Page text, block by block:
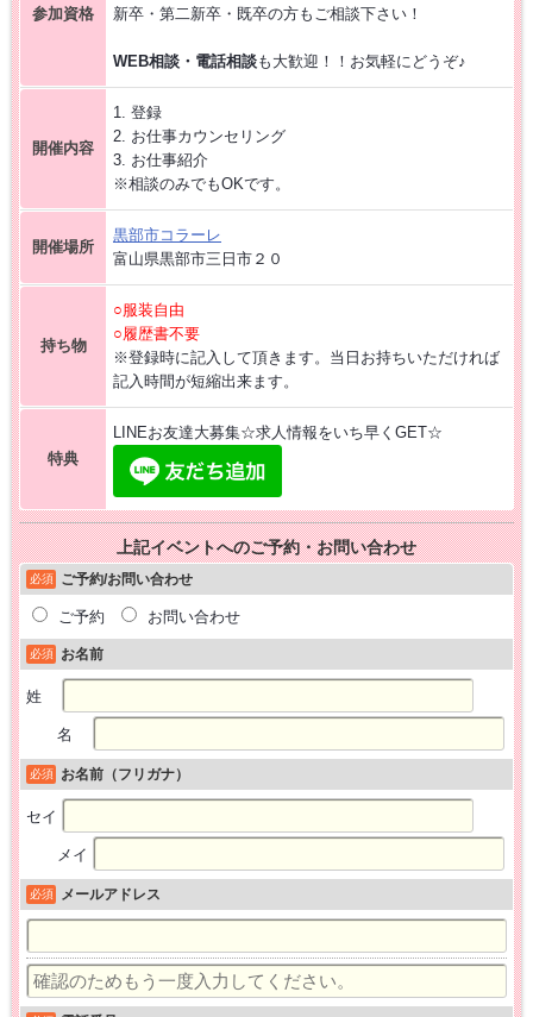
【お仕事相談会☆流通会館】2026/9/24(木) PM開催
参加資格
新卒・第二新卒・既卒の方もご相談下さい！
WEB相談・電話相談も大歓迎！！お気軽にどうぞ♪
開催内容
1. 登録
2. お仕事カウンセリング
3. お仕事紹介
※相談のみでもOKです。
開催場所
黒部市コラーレ
富山県黒部市三日市２０
持ち物
○服装自由
○履歴書不要
※登録時に記入して頂きます。当日お持ちいただければ
記入時間が短縮出来ます。
特典
LINEお友達大募集☆求人情報をいち早くGET☆
上記イベントへのご予約・お問い合わせ
必須 ご予約/お問い合わせ
ご予約 お問い合わせ
必須 お名前
姓
名
必須 お名前（フリガナ）
セイ
メイ
必須 メールアドレス